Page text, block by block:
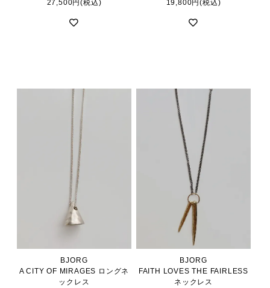
27,500円(税込)
19,800円(税込)
BJORG
A CITY OF MIRAGES ロングネ
ックレス
BJORG
FAITH LOVES THE FAIRLESS
ネックレス